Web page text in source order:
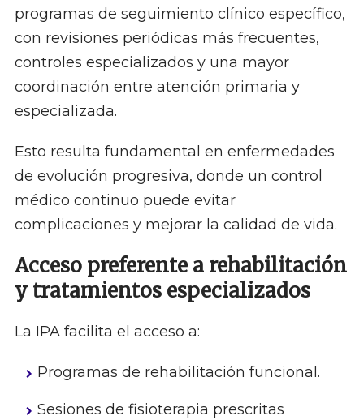
programas de seguimiento clínico específico,
con revisiones periódicas más frecuentes,
controles especializados y una mayor
coordinación entre atención primaria y
especializada.
Esto resulta fundamental en enfermedades
de evolución progresiva, donde un control
médico continuo puede evitar
complicaciones y mejorar la calidad de vida.
Acceso preferente a rehabilitación
y tratamientos especializados
La IPA facilita el acceso a:
Programas de rehabilitación funcional.
Sesiones de fisioterapia prescritas